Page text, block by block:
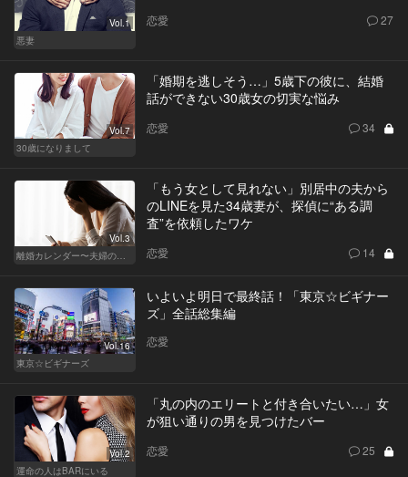
Vol.1
悪妻
恋愛 27
Vol.7
30歳になりまして
「婚期を逃しそう…」5歳下の彼に、結婚
話ができない30歳女の切実な悩み
恋愛 34
Vol.3
「もう女として見れない」別居中の夫から
のLINEを見た34歳妻が、探偵に“ある調
査”を依頼したワケ
恋愛 14
Vol.16
東京☆ビギナーズ
いよいよ明日で最終話！「東京☆ビギナー
ズ」全話総集編
恋愛
Vol.2
運命の人はBARにいる
「丸の内のエリートと付き合いたい…」女
が狙い通りの男を見つけたバー
恋愛 25